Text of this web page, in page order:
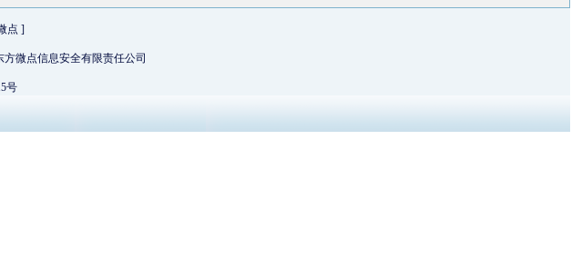
点 ]
微点信息安全有限责任公司
号